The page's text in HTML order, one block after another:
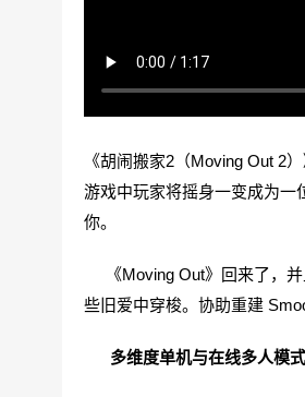
《胡闹搬家2（Moving Out 2
游戏中玩家将摇身一变成为一
你。
《Moving Out》回来了，并
些旧爱中穿梭。协助重建
多维度单机与在线多人模式